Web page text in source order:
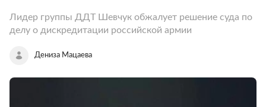
Лидер группы ДДТ Шевчук обжалует решение суда по
делу о дискредитации российской армии
Дениза Мацаева